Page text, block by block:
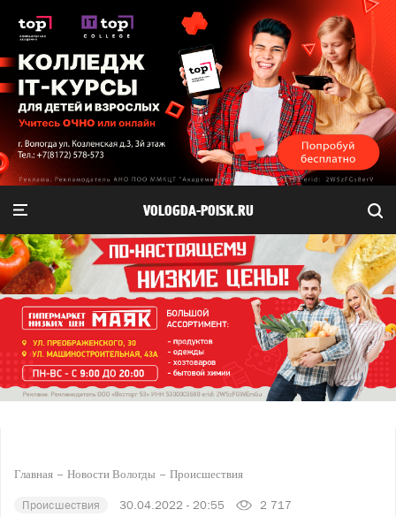
VOLOGDA-POISK.RU
Главная Новости Вологды Происшествия
Происшествия 30.04.2022 - 20:55 2 717